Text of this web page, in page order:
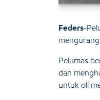
Feders-
Pelumas
dan
untuk oli